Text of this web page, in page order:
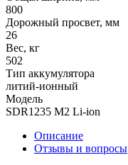
800
Дорожный просвет, мм
26
Вес, кг
502
Тип аккумулятора
литий-ионный
Модель
SDR1235 M2 Li-ion
Описание
Отзывы и вопросы